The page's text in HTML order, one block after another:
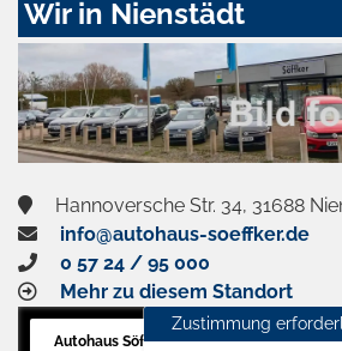
aktivieren
Wir in Nienstädt
Hannoversche Str. 34, 31688
info@autohaus-soeffker.de
0 57 24 / 95 000
Mehr zu diesem Standort
Autohaus Söffker GmbH
Zustimmung